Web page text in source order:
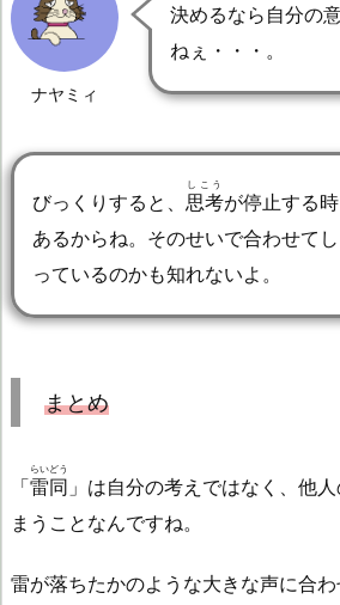
ナヤミィ
決めるなら自分の
ねぇ・・・。
びっくりすると、 思考
しこう
が停止する
あるからね。そのせいで合わせてし
っているのかも知れないよ。
まとめ
「雷同
らいどう
」は自分の考えではなく、他
まうことなんですね。
雷が落ちたかのような大きな声に合